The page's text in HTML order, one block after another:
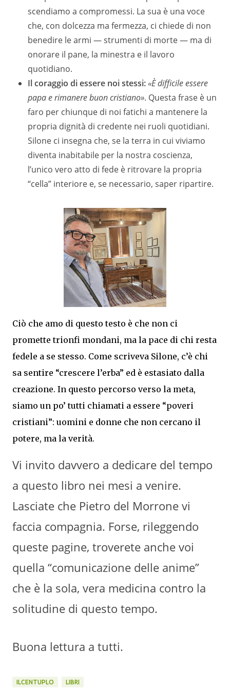
scendiamo a compromessi. La sua è una voce
che, con dolcezza ma fermezza, ci chiede di non
benedire le armi — strumenti di morte — ma di
onorare il pane, la minestra e il lavoro
quotidiano.
Il coraggio di essere noi stessi:«È difficile essere
papa e rimanere buon cristiano». Questa frase è un
faro per chiunque di noi fatichi a mantenere la
propria dignità di credente nei ruoli quotidiani.
Silone ci insegna che, se la terra in cui viviamo
diventa inabitabile per la nostra coscienza,
l’unico vero atto di fede è ritrovare la propria
“cella” interiore e, se necessario, saper ripartire.
Ciò che amo di questo testo è che non ci
promette trionfi mondani, ma la pace di chi resta
fedele a se stesso. Come scriveva Silone, c’è chi
sa sentire “crescere l’erba” ed è estasiato dalla
creazione. In questo percorso verso la meta,
siamo un po’ tutti chiamati a essere “poveri
cristiani”: uomini e donne che non cercano il
potere, ma la verità.
Vi invito davvero a dedicare del tempo
a questo libro nei mesi a venire.
Lasciate che Pietro del Morrone vi
faccia compagnia. Forse, rileggendo
queste pagine, troverete anche voi
quella “comunicazione delle anime”
che è la sola, vera medicina contro la
solitudine di questo tempo.
Buona lettura a tutti.
ILCENTUPLO LIBRI